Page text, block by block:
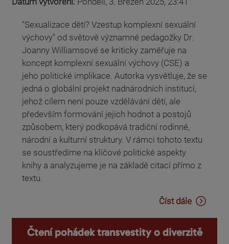
"Sexualizace dětí? Vzestup komplexní sexuální
výchovy" od světově významné pedagožky Dr.
Joanny Williamsové se kriticky zaměřuje na
koncept komplexní sexuální výchovy (CSE) a
jeho politické implikace. Autorka vysvětluje, že se
jedná o globální projekt nadnárodních institucí,
jehož cílem není pouze vzdělávání dětí, ale
především formování jejich hodnot a postojů
způsobem, který podkopává tradiční rodinné,
národní a kulturní struktury. V rámci tohoto textu
se soustředíme na klíčové politické aspekty
knihy a analyzujeme je na základě citací přímo z
textu.
Číst dále
Čtení pohádek transvestity o diverzitě